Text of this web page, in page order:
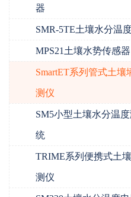
器
SMR-5TE土壤水分温
MPS21土壤水势传感器
SmartET系列管式土壤
测仪
SM5小型土壤水分温
统
TRIME系列便携式土
测仪